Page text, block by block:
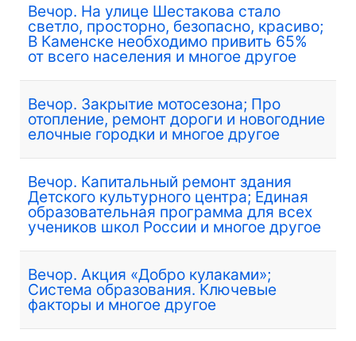
Вечор. На улице Шестакова стало
светло, просторно, безопасно, красиво;
В Каменске необходимо привить 65%
от всего населения и многое другое
Вечор. Закрытие мотосезона; Про
отопление, ремонт дороги и новогодние
елочные городки и многое другое
Вечор. Капитальный ремонт здания
Детского культурного центра; Единая
образовательная программа для всех
учеников школ России и многое другое
Вечор. Акция «Добро кулаками»;
Система образования. Ключевые
факторы и многое другое